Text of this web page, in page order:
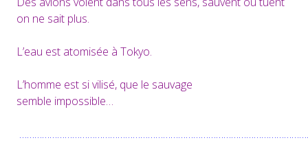
on ne sait plus.
L’eau est atomisée à Tokyo.
L’homme est si vilisé, que le sauvage
semble impossible…